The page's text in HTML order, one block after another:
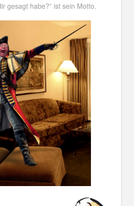
gesagt habe?” ist sein Motto.